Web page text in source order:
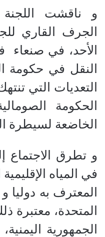
و ناقشت اللجنة
الجرف القاري
الأحد، في صنعاء
النقل في حكومة
التعديات التي
الحكومة
الخاضعة لسيطرة
و تطرق الاجتماع
في المياه
المعترف به دوليا
المتحدة، معتبرة
الجمهورية